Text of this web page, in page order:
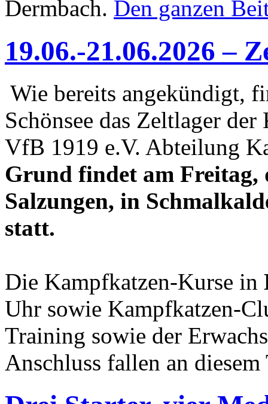
Dermbach. Den ganzen
19.06.-21.06.2026 –
Wie bereits angekündigt,
Schönsee das Zeltlager
VfB 1919 e.V. Abteilung
Grund findet am Freitag,
Salzungen, in
statt.
Die Kampfkatzen-Kurse in
Uhr sowie Kampfkatzen-
Training sowie der
Anschluss fallen an diesem